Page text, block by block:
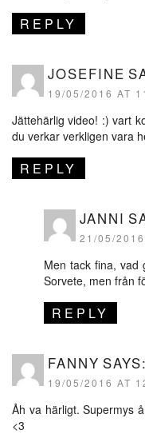
REPLY
JOSEFINE
19/05/2016 AT
Jättehärlig video! :) vart
du verkar verkligen vara
REPLY
JANNI
21/05/
Men tack fina, vad
Sorvete, men från
REPLY
FANNY SAYS:
19/05/2016 AT
Åh va härligt. Supermys
<3